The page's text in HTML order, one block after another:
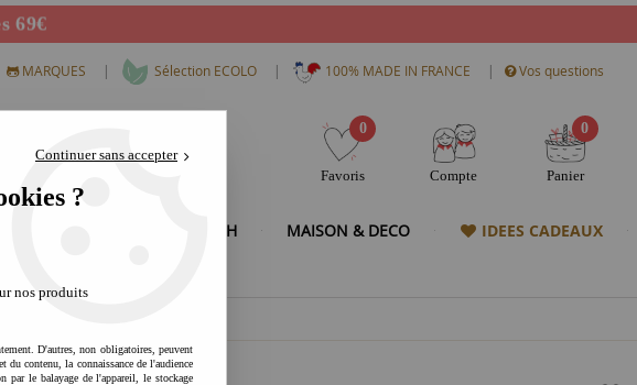
69€
MARQUES | Sélection ECOLO | 100% MADE IN FRANCE | Vos questions
0
Favoris Compte
0
Panier
MODE & HIGH TECH MAISON & DECO IDEES CADEAUX
Continuer sans accepter
?
nos produits
D'autres, non obligatoires, peuvent
du contenu, la connaissance de l'audience
par le balayage de l'appareil, le stockage